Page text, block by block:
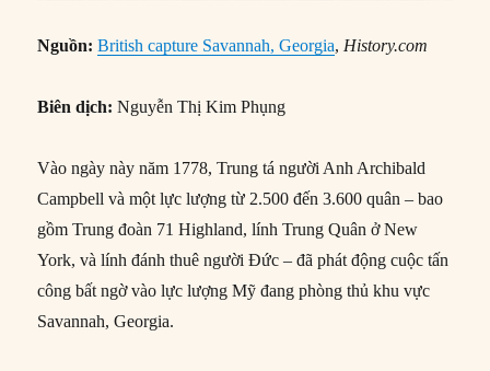
Nguồn: British capture Savannah, Georgia, History.com
Biên dịch:Nguyễn Thị Kim Phụng
Vào ngày này năm 1778, Trung tá người Anh Archibald
Campbell và một lực lượng từ 2.500 đến 3.600 quân – bao
gồm Trung đoàn 71 Highland, lính Trung Quân ở New
York, và lính đánh thuê người Đức – đã phát động cuộc tấn
công bất ngờ vào lực lượng Mỹ đang phòng thủ khu vực
Savannah, Georgia.